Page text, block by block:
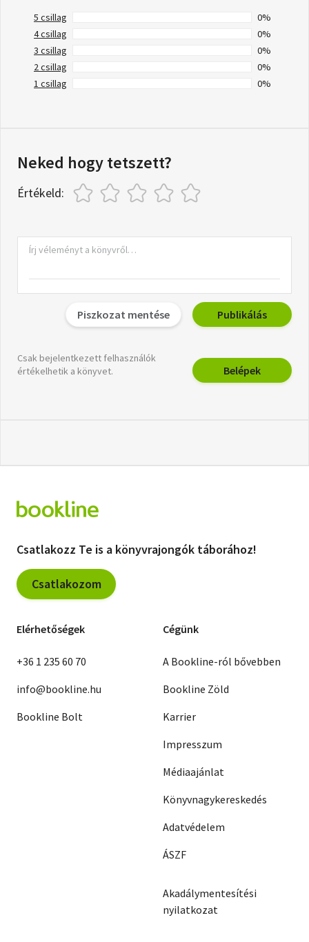
5 csillag
0%
4 csillag
0%
3 csillag
0%
2 csillag
0%
1 csillag
0%
Neked hogy tetszett?
Értékeld:
Piszkozat mentése Publikálás
Csak bejelentkezett felhasználók
értékelhetik a könyvet.
Belépek
Csatlakozz Te is a könyvrajongók táborához!
Csatlakozom
Elérhetőségek
+36 1 235 60 70
info@bookline.hu
Bookline Bolt
Cégünk
A Bookline-ról bővebben
Bookline Zöld
Karrier
Impresszum
Médiaajánlat
Könyvnagykereskedés
Adatvédelem
ÁSZF
Akadálymentesítési
nyilatkozat